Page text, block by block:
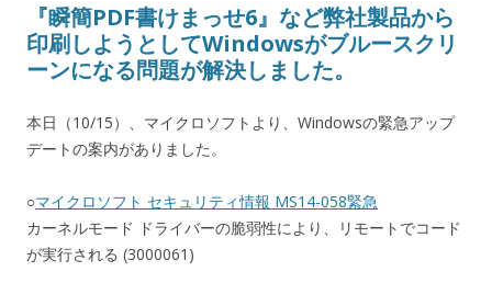
『瞬簡PDF書けまっせ6』など弊社製品から
印刷しようとしてWindowsがブルースクリ
ーンになる問題が解決しました。
本日（10/15）、マイクロソフトより、Windowsの緊急アップ
デートの案内がありました。
○マイクロソフト セキュリティ情報 MS14-058緊急
カーネルモード ドライバーの脆弱性により、リモートでコード
が実行される (3000061)